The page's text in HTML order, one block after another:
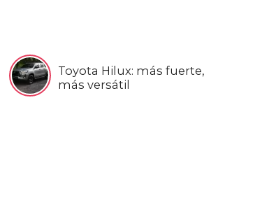
Toyota Hilux: más fuerte,
más versátil